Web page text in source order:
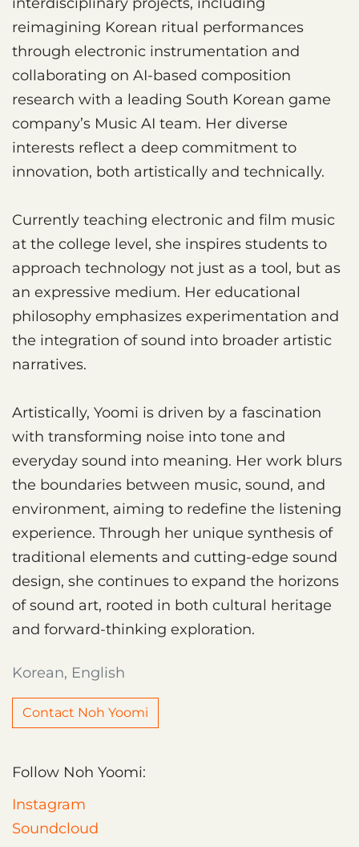
reimagining Korean ritual performances
through electronic instrumentation and
collaborating on AI-based composition
research with a leading South Korean game
company’s Music AI team. Her diverse
interests reflect a deep commitment to
innovation, both artistically and technically.
Currently teaching electronic and film music
at the college level, she inspires students to
approach technology not just as a tool, but as
an expressive medium. Her educational
philosophy emphasizes experimentation and
the integration of sound into broader artistic
narratives.
Artistically, Yoomi is driven by a fascination
with transforming noise into tone and
everyday sound into meaning. Her work blurs
the boundaries between music, sound, and
environment, aiming to redefine the listening
experience. Through her unique synthesis of
traditional elements and cutting-edge sound
design, she continues to expand the horizons
of sound art, rooted in both cultural heritage
and forward-thinking exploration.
Korean, English
Contact Noh Yoomi
Follow Noh Yoomi:
Instagram
Soundcloud